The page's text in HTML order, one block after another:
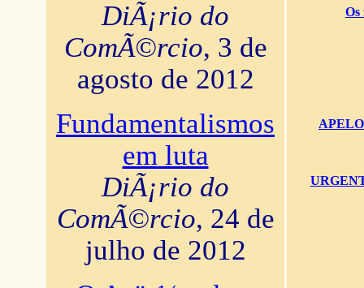
DiÃ¡rio do
ComÃ©rcio, 3 de
agosto de 2012
Fundamentalismos
em luta
DiÃ¡rio do
ComÃ©rcio, 24 de
julho de 2012
Os